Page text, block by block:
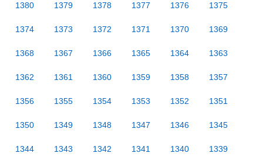
1380 1379 1378 1377 1376 1375
1374 1373 1372 1371 1370 1369
1368 1367 1366 1365 1364 1363
1362 1361 1360 1359 1358 1357
1356 1355 1354 1353 1352 1351
1350 1349 1348 1347 1346 1345
1344 1343 1342 1341 1340 1339